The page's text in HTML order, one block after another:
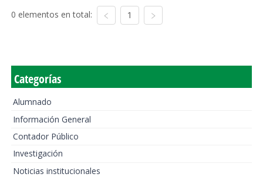
0 elementos en total: 1
Categorías
Alumnado
Información General
Contador Público
Investigación
Noticias institucionales